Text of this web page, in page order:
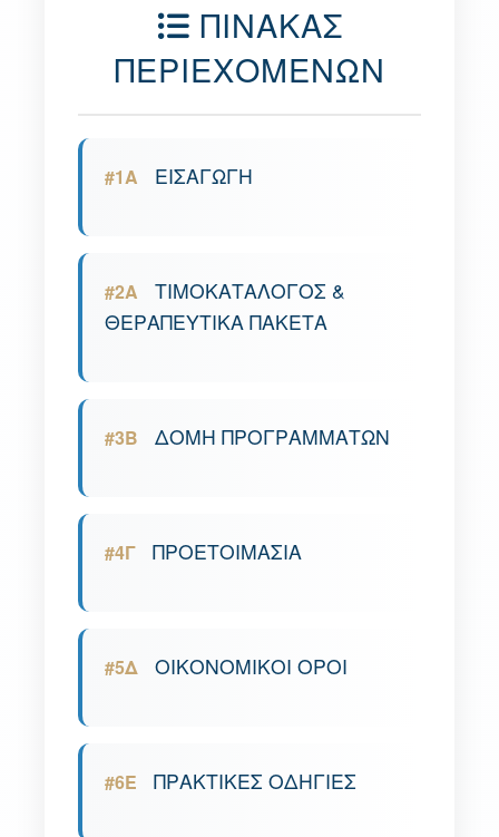
ΠΙΝΑΚΑΣ
ΠΕΡΙΕΧΟΜΕΝΩΝ
#1A ΕΙΣΑΓΩΓΗ
#2A
ΤΙΜΟΚΑΤΑΛΟΓΟΣ &
ΘΕΡΑΠΕΥΤΙΚΑ ΠΑΚΕΤΑ
#3B ΔΟΜΗ ΠΡΟΓΡΑΜΜΑΤΩΝ
#4Γ ΠΡΟΕΤΟΙΜΑΣΙΑ
#5Δ ΟΙΚΟΝΟΜΙΚΟΙ ΟΡΟΙ
#6Ε ΠΡΑΚΤΙΚΕΣ ΟΔΗΓΙΕΣ